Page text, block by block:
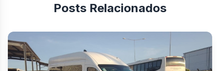
Posts Relacionados